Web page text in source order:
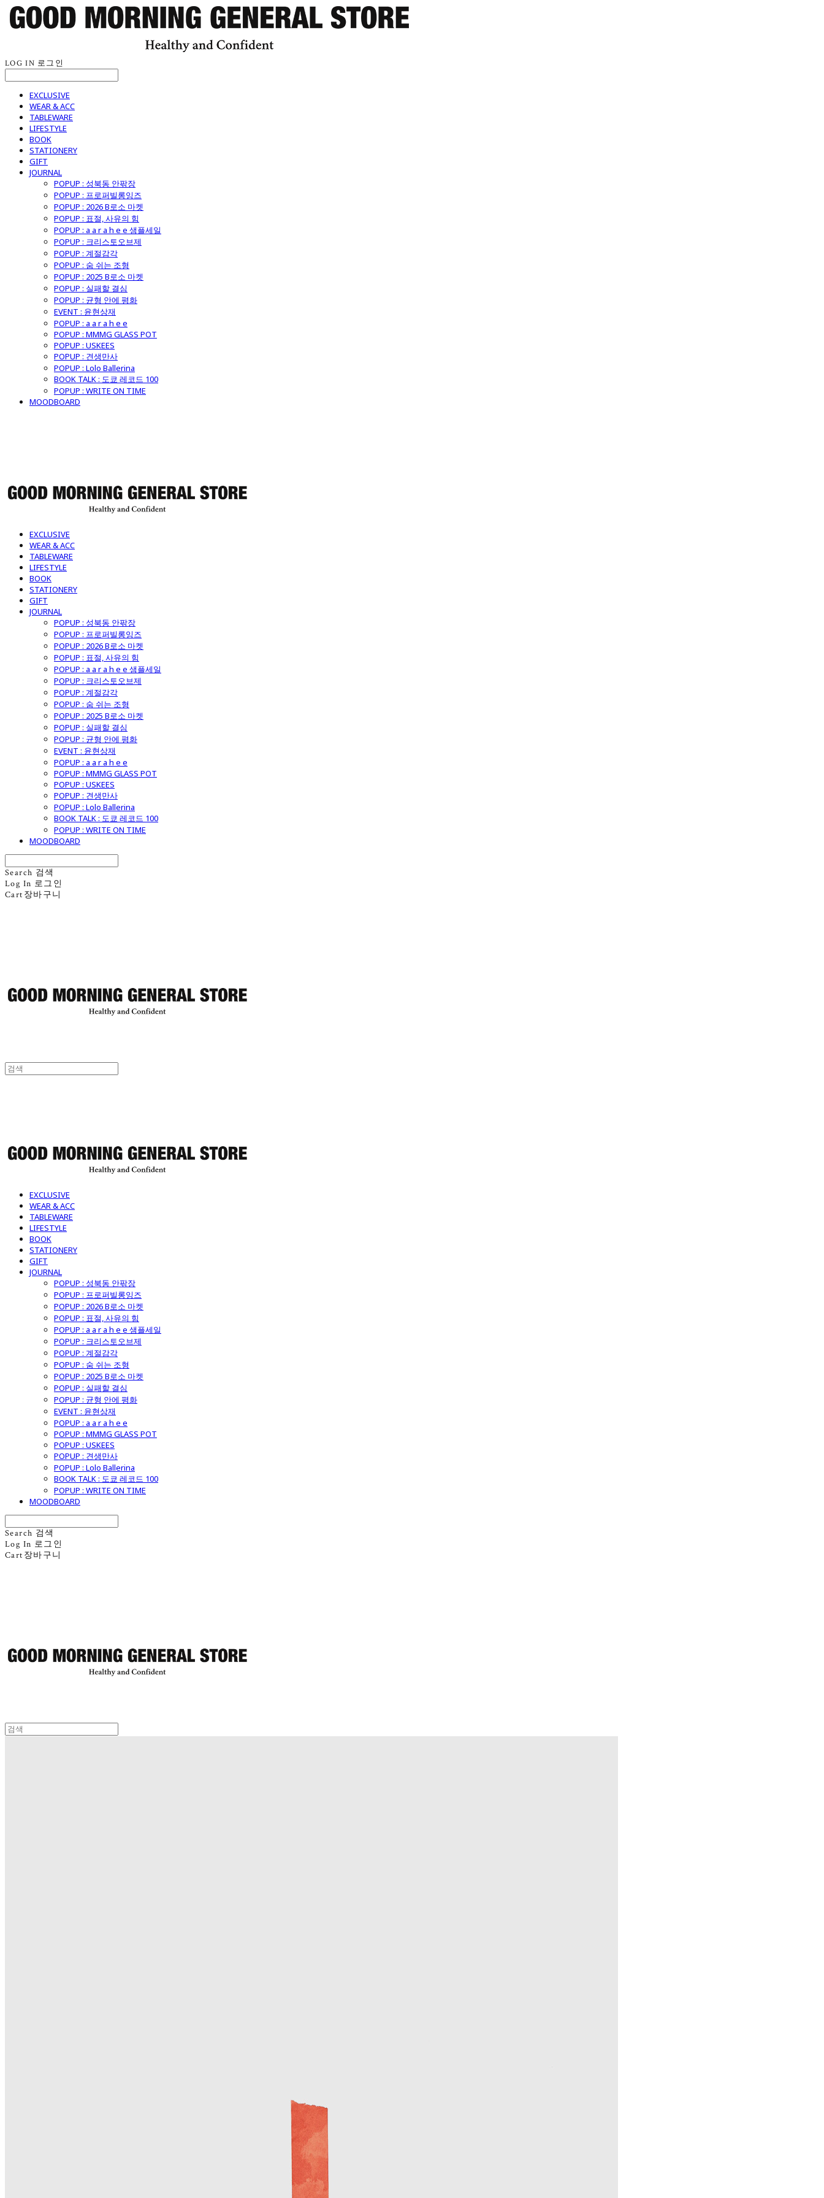
LOG IN 로그인
EXCLUSIVE
WEAR & ACC
TABLEWARE
LIFESTYLE
BOOK
STATIONERY
GIFT
JOURNAL
POPUP : 성북동 안팎장
POPUP : 프로퍼빌롱잉즈
POPUP : 2026 B로소 마켓
POPUP : 표절, 사유의 힘
POPUP : a a r a h e e 샘플세일
POPUP : 크리스토오브제
POPUP : 계절감각
POPUP : 숨 쉬는 조형
POPUP : 2025 B로소 마켓
POPUP : 실패할 결심
POPUP : 균형 안에 평화
EVENT : 윤현상재
POPUP : a a r a h e e
POPUP : MMMG GLASS POT
POPUP : USKEES
POPUP : 견생만사
POPUP : Lolo Ballerina
BOOK TALK : 도쿄 레코드 100
POPUP : WRITE ON TIME
MOODBOARD
EXCLUSIVE
WEAR & ACC
TABLEWARE
LIFESTYLE
BOOK
STATIONERY
GIFT
JOURNAL
POPUP : 성북동 안팎장
POPUP : 프로퍼빌롱잉즈
POPUP : 2026 B로소 마켓
POPUP : 표절, 사유의 힘
POPUP : a a r a h e e 샘플세일
POPUP : 크리스토오브제
POPUP : 계절감각
POPUP : 숨 쉬는 조형
POPUP : 2025 B로소 마켓
POPUP : 실패할 결심
POPUP : 균형 안에 평화
EVENT : 윤현상재
POPUP : a a r a h e e
POPUP : MMMG GLASS POT
POPUP : USKEES
POPUP : 견생만사
POPUP : Lolo Ballerina
BOOK TALK : 도쿄 레코드 100
POPUP : WRITE ON TIME
MOODBOARD
Search 검색
Log In 로그인
Cart 장바구니
EXCLUSIVE
WEAR & ACC
TABLEWARE
LIFESTYLE
BOOK
STATIONERY
GIFT
JOURNAL
POPUP : 성북동 안팎장
POPUP : 프로퍼빌롱잉즈
POPUP : 2026 B로소 마켓
POPUP : 표절, 사유의 힘
POPUP : a a r a h e e 샘플세일
POPUP : 크리스토오브제
POPUP : 계절감각
POPUP : 숨 쉬는 조형
POPUP : 2025 B로소 마켓
POPUP : 실패할 결심
POPUP : 균형 안에 평화
EVENT : 윤현상재
POPUP : a a r a h e e
POPUP : MMMG GLASS POT
POPUP : USKEES
POPUP : 견생만사
POPUP : Lolo Ballerina
BOOK TALK : 도쿄 레코드 100
POPUP : WRITE ON TIME
MOODBOARD
Search 검색
Log In 로그인
Cart 장바구니